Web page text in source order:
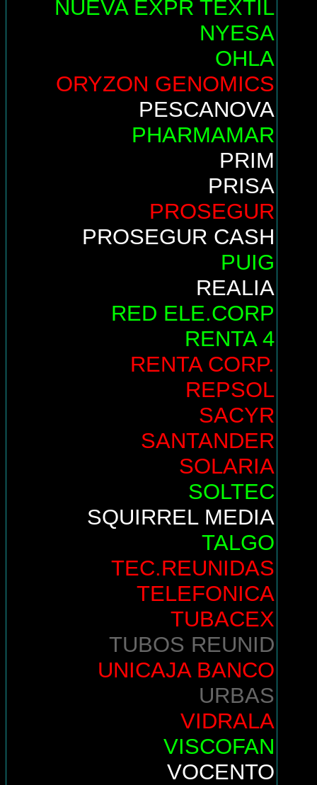
NUEVA EXPR TEXTIL
NYESA
OHLA
ORYZON GENOMICS
PESCANOVA
PHARMAMAR
PRIM
PRISA
PROSEGUR
PROSEGUR CASH
PUIG
REALIA
RED ELE.CORP
RENTA 4
RENTA CORP.
REPSOL
SACYR
SANTANDER
SOLARIA
SOLTEC
SQUIRREL MEDIA
TALGO
TEC.REUNIDAS
TELEFONICA
TUBACEX
TUBOS REUNID
UNICAJA BANCO
URBAS
VIDRALA
VISCOFAN
VOCENTO